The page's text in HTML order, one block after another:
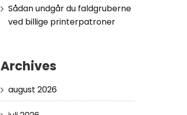
Sådan undgår du faldgruberne
ved billige printerpatroner
Archives
august 2026